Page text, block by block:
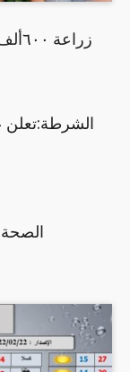
زراعة ٦٠٠ألف فدان بمحصول القمح بمشروع الجزيرة
الشرطة:تعلن
الصحة